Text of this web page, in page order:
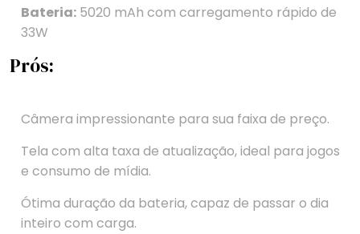
Bateria: 5020 mAh com carregamento rápido de
33W
Prós:
Câmera impressionante para sua faixa de preço.
Tela com alta taxa de atualização, ideal para jogos
e consumo de mídia.
Ótima duração da bateria, capaz de passar o dia
inteiro com carga.